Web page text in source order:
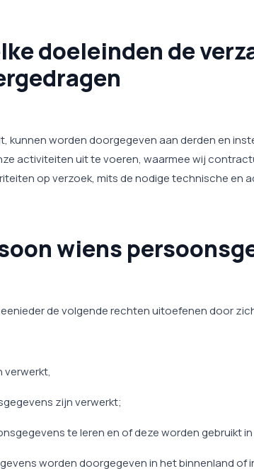
doeleinden de
kunnen worden doorgegeven aan derden en
activiteiten uit te voeren, waarmee wij
op verzoek, mits de nodige technische en
wiens
eenieder de volgende rechten uitoefenen door
verwerkt,
zijn verwerkt;
te leren en of deze worden gebruikt
worden doorgegeven in het binnenland of